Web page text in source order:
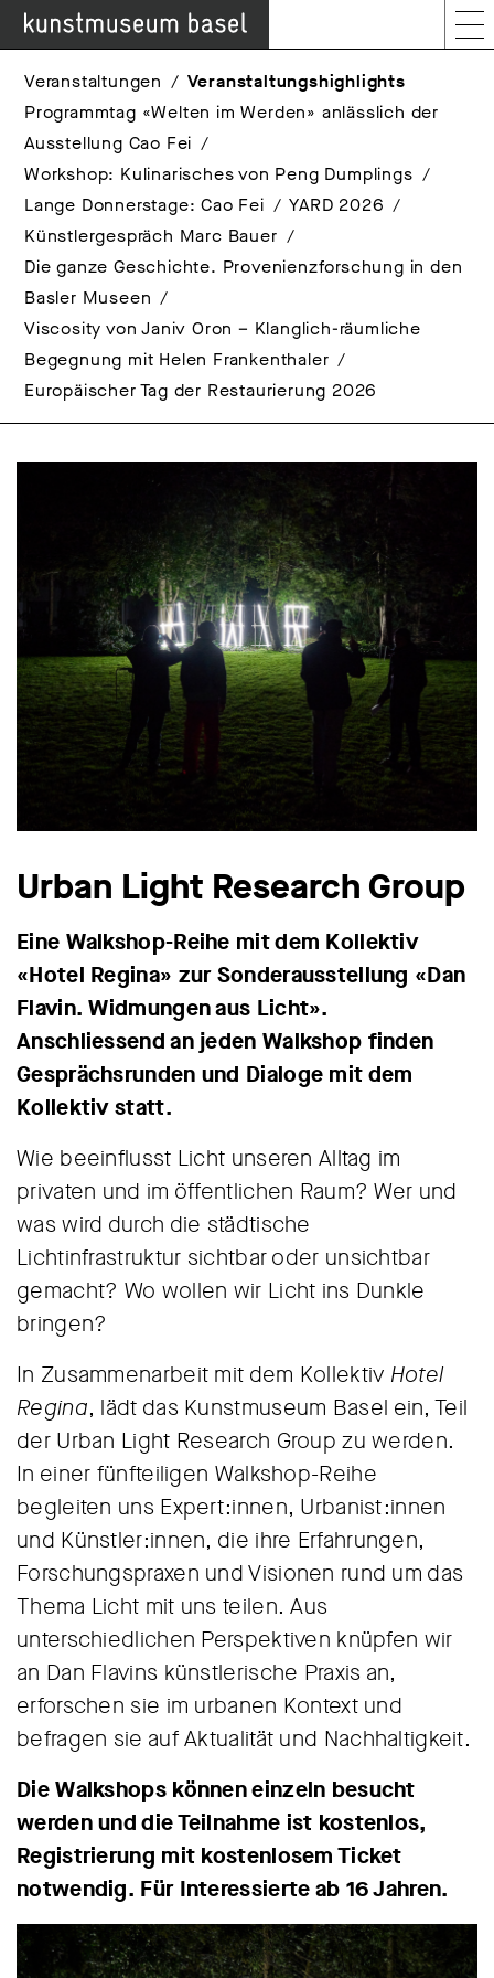
Veranstaltungen
Veranstaltungshighlights
Programmtag «Welten im Werden» anlässlich der
Ausstellung Cao Fei
Workshop: Kulinarisches von Peng Dumplings
Lange Donnerstage: Cao Fei
YARD 2026
Künstlergespräch Marc Bauer
Die ganze Geschichte. Provenienzforschung in den
Basler Museen
Viscosity von Janiv Oron – Klanglich-räumliche
Begegnung mit Helen Frankenthaler
Europäischer Tag der Restaurierung 2026
Urban Light Research Group
Eine Walkshop-Reihe mit dem Kollektiv
«Hotel Regina» zur Sonderausstellung «Dan
Flavin. Widmungen aus Licht».
Anschliessend an jeden Walkshop finden
Gesprächsrunden und Dialoge mit dem
Kollektiv statt.
Wie beeinflusst Licht unseren Alltag im
privaten und im öffentlichen Raum? Wer und
was wird durch die städtische
Lichtinfrastruktur sichtbar oder unsichtbar
gemacht? Wo wollen wir Licht ins Dunkle
bringen?
In Zusammenarbeit mit dem Kollektiv Hotel
Regina, lädt das Kunstmuseum Basel ein, Teil
der Urban Light Research Group zu werden.
In einer fünfteiligen Walkshop-Reihe
begleiten uns Expert:innen, Urbanist:innen
und Künstler:innen, die ihre Erfahrungen,
Forschungspraxen und Visionen rund um das
Thema Licht mit uns teilen. Aus
unterschiedlichen Perspektiven knüpfen wir
an Dan Flavins künstlerische Praxis an,
erforschen sie im urbanen Kontext und
befragen sie auf Aktualität und Nachhaltigkeit.
Die Walkshops können einzeln besucht
werden und die Teilnahme ist kostenlos,
Registrierung mit kostenlosem Ticket
notwendig. Für Interessierte ab 16 Jahren.